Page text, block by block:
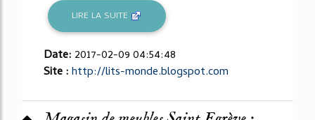
LIRE LA SUITE
Date: 2017-02-09 04:54:48
Site :http://lits-monde.blogspot.com